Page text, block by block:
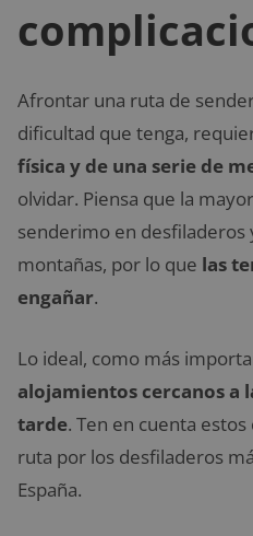
Afrontar una ruta de
dificultad que tenga,
física y de una serie de
olvidar. Piensa que la
senderimo en
montañas, por lo que las
engañar.
Lo ideal, como más
alojamientos cercanos a
tarde. Ten en cuenta
ruta por los desfiladeros
España.